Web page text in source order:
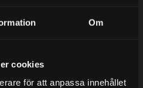
Om
cookies
för att anpassa innehållet